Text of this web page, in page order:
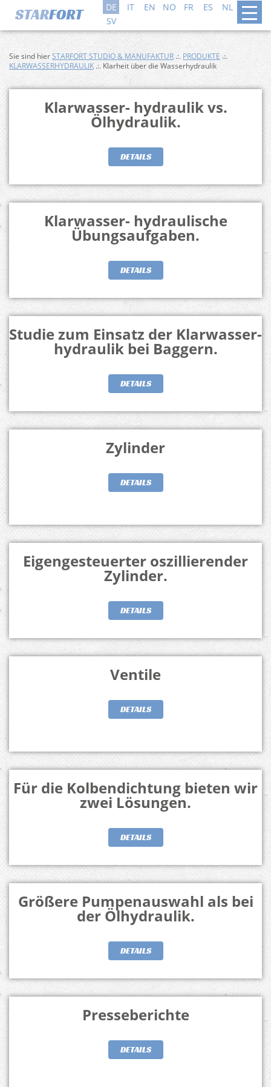
DE IT EN NO FR ES NL
DA
SV
Sie sind hierSTARFORT STUDIO & MANUFAKTUR .:. PRODUKTE .:.
KLARWASSERHYDRAULIK .:. Klarheit über die Wasserhydraulik
Klarwasser- hydraulik vs.
Ölhydraulik.
DETAILS
Klarwasser- hydraulische
Übungsaufgaben.
DETAILS
Studie zum Einsatz der Klarwasser-
hydraulik bei Baggern.
DETAILS
Zylinder
DETAILS
Eigengesteuerter oszillierender
Zylinder.
DETAILS
Ventile
DETAILS
Für die Kolbendichtung bieten wir
zwei Lösungen.
DETAILS
Größere Pumpenauswahl als bei
der Ölhydraulik.
DETAILS
Presseberichte
DETAILS